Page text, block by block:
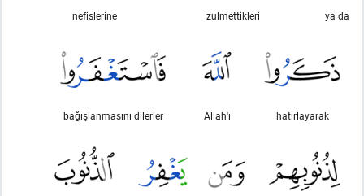
ya da
zulmettikleri
nefislerine
hatırlayarak
Allah'ı
bağışlanmasını dilerler